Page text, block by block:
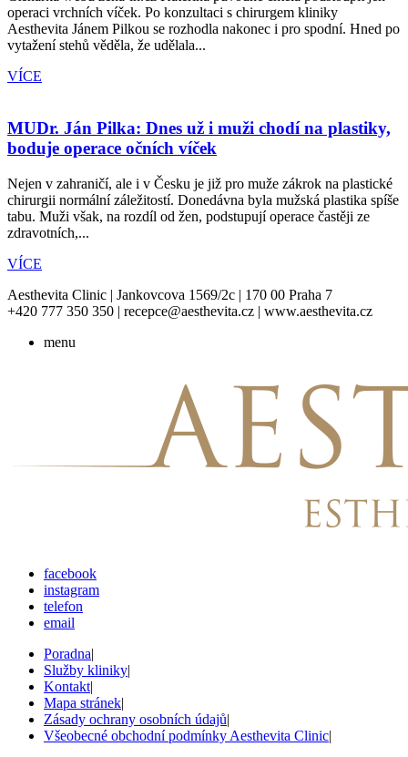
operaci vrchních víček. Po konzultaci s chirurgem kliniky
Aesthevita Jánem Pilkou se rozhodla nakonec i pro spodní. Hned po
vytažení stehů věděla, že udělala...
VÍCE
MUDr. Ján Pilka: Dnes už i muži chodí na plastiky,
boduje operace očních víček
Nejen v zahraničí, ale i v Česku je již pro muže zákrok na plastické
chirurgii normální záležitostí. Donedávna byla mužská plastika spíše
tabu. Muži však, na rozdíl od žen, podstupují operace častěji ze
zdravotních,...
VÍCE
Aesthevita Clinic | Jankovcova 1569/2c | 170 00 Praha 7
+420 777 350 350 | recepce@aesthevita.cz | www.aesthevita.cz
menu
facebook
instagram
telefon
email
Poradna|
Služby kliniky|
Kontakt|
Mapa stránek|
Zásady ochrany osobních údajů|
Všeobecné obchodní podmínky Aesthevita Clinic|